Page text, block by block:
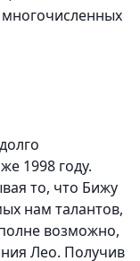
1998 году.
то, что Бижу
нам талантов,
возможно,
Лео. Получив